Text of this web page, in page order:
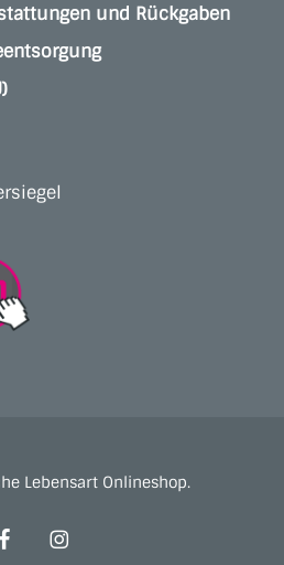
und Rückgaben
Lebensart Onlineshop.
facebookinstagram